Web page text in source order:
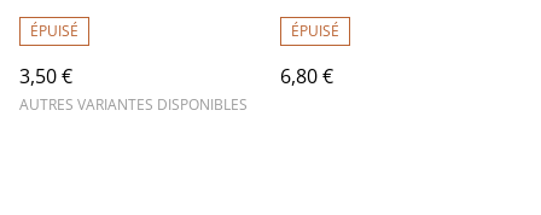
ÉPUISÉ
3,50 €
AUTRES VARIANTES DISPONIBLES
ÉPUISÉ
6,80 €